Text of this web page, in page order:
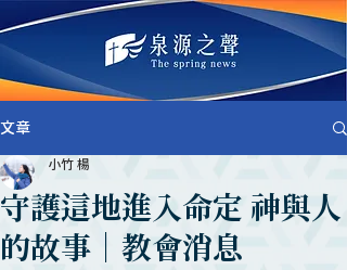
文章
守護這地進入命定 神與人
的故事｜教會消息
小竹 楊